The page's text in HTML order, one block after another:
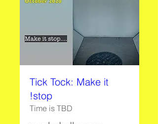
Tick Tock: Make it
stop!
Time is TBD